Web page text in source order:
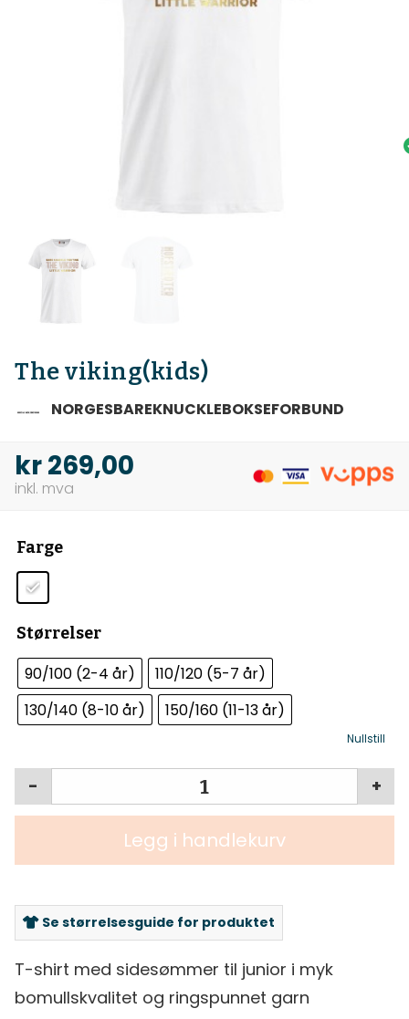
The viking(kids)
NORGESBAREKNUCKLEBOKSEFORBUND
kr269,00
Farge
Størrelser
90/100 (2-4 år)
110/120 (5-7 år)
130/140 (8-10 år)
150/160 (11-13 år)
Nullstill
+
-
Legg i handlekurv
Se størrelsesguide for produktet
T-shirt med sidesømmer til junior i myk
bomullskvalitet og ringspunnet garn